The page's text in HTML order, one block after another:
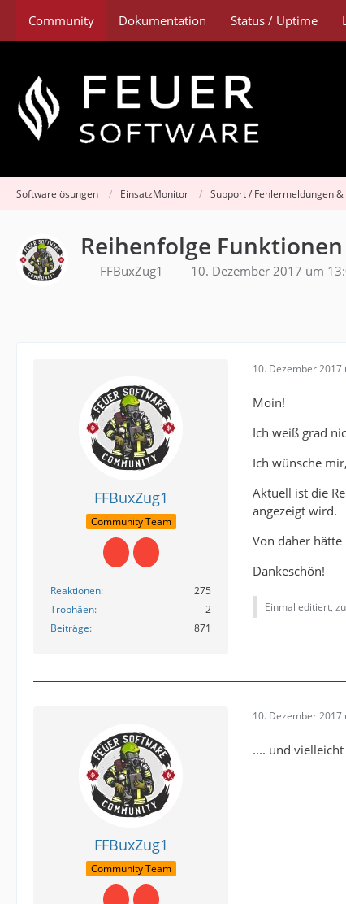
Community Dokumentation Status / Uptime
Softwarelösungen EinsatzMonitor Support / Fehlermeldungen &
Reihenfolge
FFBuxZug1 10. Dezember 2017 um
FFBuxZug1
Community Team
Reaktionen
275
Trophäen
2
Beiträge
871
10. Dezember 2017
Moin!
Ich weiß grad
Ich wünsche
Aktuell ist die
angezeigt wird.
Von daher
Dankeschön!
Einmal editiert,
FFBuxZug1
Community Team
10. Dezember 2017
.... und